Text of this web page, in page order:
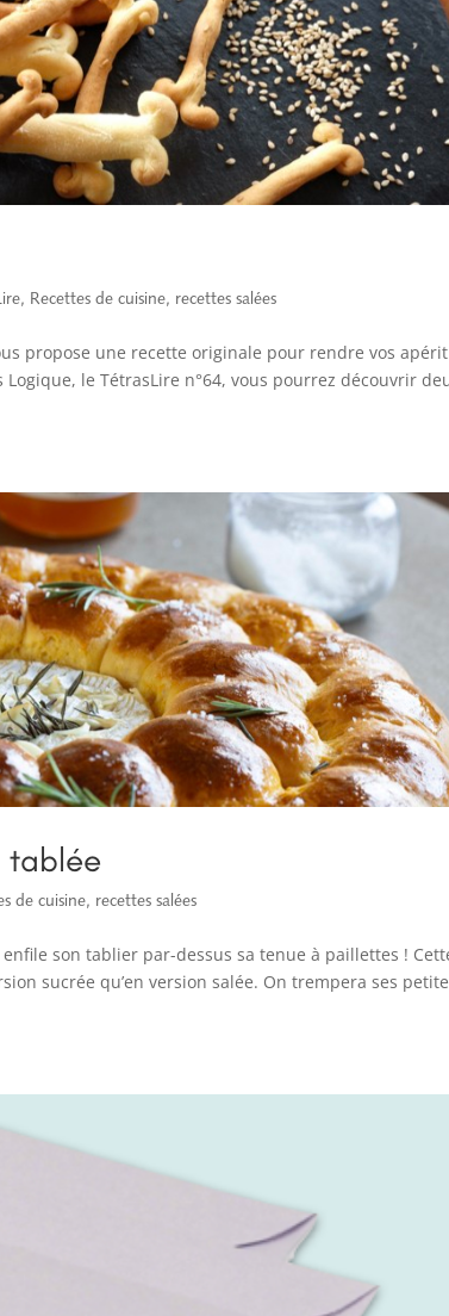
, Recettes de cuisine, recettes salées
propose une recette originale pour rendre vos
le TétrasLire n°64, vous pourrez découvrir
tablée
de cuisine, recettes salées
son tablier par-dessus sa tenue à paillettes !
sucrée qu’en version salée. On trempera ses